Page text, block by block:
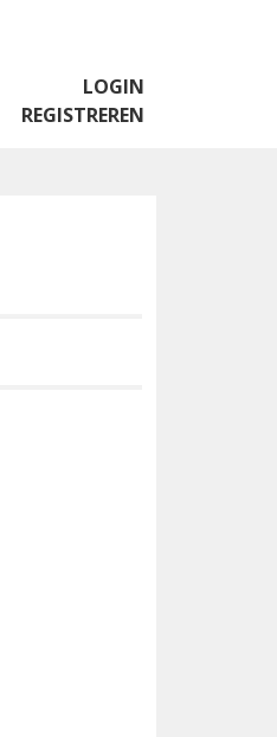
LOGIN
REGISTREREN